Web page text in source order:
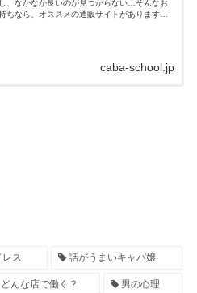
、なかなか良いのが見つからない…そんなお
ちなら、オススメの通販サイトがあります！
caba-school.jp
ス 話がうまいキャバ嬢
んな店で働く？ 男の心理